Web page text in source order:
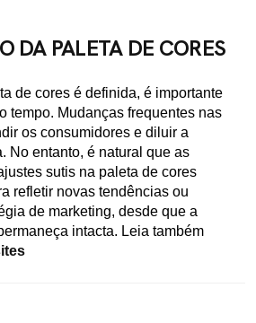
DA PALETA DE CORES
de cores é definida, é importante
tempo. Mudanças frequentes nas
os consumidores e diluir a
No entanto, é natural que as
sutis na paleta de cores
refletir novas tendências ou
de marketing, desde que a
intacta. Leia também